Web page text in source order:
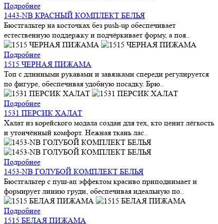
Подробнее
1443-NB КРАСНЫЙ КОМПЛЕКТ БЕЛЬЯ
Бюстгальтер на косточках без push-up обеспечивает
естественную поддержку и подчёркивает форму, а поя..
Подробнее
1515 ЧЕРНАЯ ПИЖАМА
Топ с длинными рукавами и завязками спереди регулируется
по фигуре, обеспечивая удобную посадку. Брю..
Подробнее
1531 ПЕРСИК ХАЛАТ
Халат из корейского модала создан для тех, кто ценит лёгкость
и утончённый комфорт. Нежная ткань лас..
Подробнее
1453-NB ГОЛУБОЙ КОМПЛЕКТ БЕЛЬЯ
Бюстгальтер с пуш-ап эффектом красиво приподнимает и
формирует линию груди, обеспечивая идеальную по..
Подробнее
1515 БЕЛАЯ ПИЖАМА